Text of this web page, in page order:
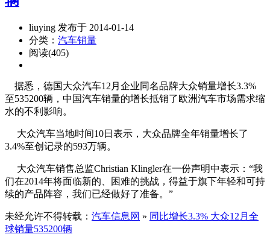
liuying 发布于 2014-01-14
分类： 汽车销量
阅读(405)
据悉，德国大众汽车12月企业同名品牌大众销量增长3.3%
至535200辆，中国汽车销量的增长抵销了欧洲汽车市场需求缩
水的不利影响。
大众汽车当地时间10日表示，大众品牌全年销量增长了
3.4%至创记录的593万辆。
大众汽车销售总监Christian Klingler在一份声明中表示：“我
们在2014年将面临新的、困难的挑战，得益于旗下年轻和可持
续的产品阵容，我们已经做好了准备。”
未经允许不得转载： 汽车信息网 » 同比增长3.3% 大众12月全
球销量535200辆